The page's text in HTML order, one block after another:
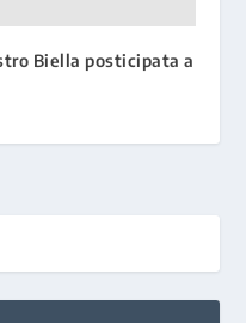
Biella posticipata a